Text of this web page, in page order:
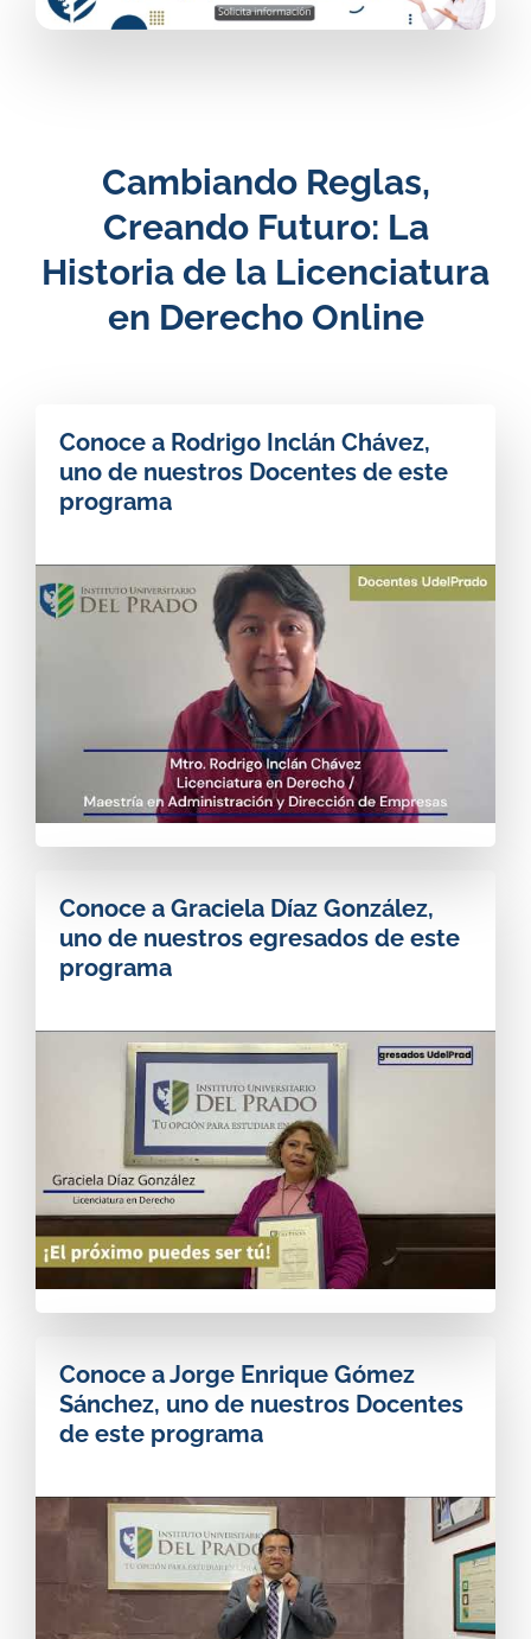
Cambiando Reglas,
Creando Futuro: La
Historia de la Licenciatura
en Derecho Online
Conoce a Rodrigo Inclán Chávez,
uno de nuestros Docentes de este
programa
Conoce a Graciela Díaz González,
uno de nuestros egresados de este
programa
Conoce a Jorge Enrique Gómez
Sánchez, uno de nuestros Docentes
de este programa